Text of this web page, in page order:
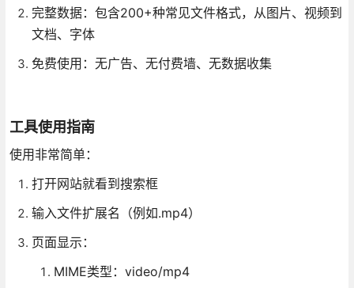
完整数据：包含200+种常见文件格式，从图片、视频到
文档、字体
免费使用：无广告、无付费墙、无数据收集
工具使用指南
使用非常简单：
打开网站就看到搜索框
输入文件扩展名（例如.mp4）
页面显示：
MIME类型：video/mp4